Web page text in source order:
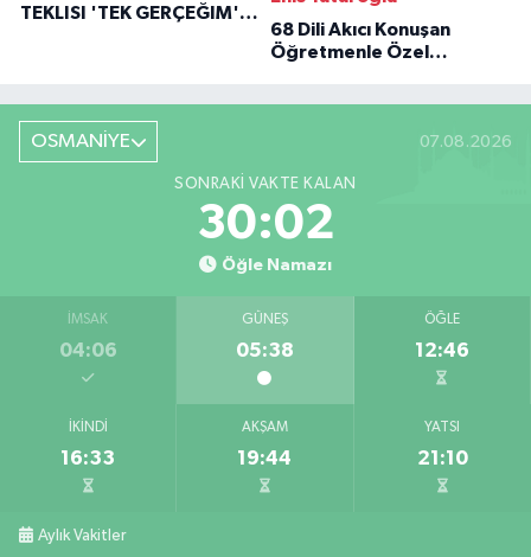
TEKLISI 'TEK GERÇEĞIM'LE
68 Dili Akıcı Konuşan
Öğretmenle Özel
OSMANİYE 07.08.2026
SONRAKI VAKTE KALAN
30:01
Öğle Namazı
İMSAK
04:06
GÜNEŞ
05:38
ÖĞLE
12:46
İKINDI
16:33
AKŞAM
19:44
YATSI
21:10
Aylık Vakitler